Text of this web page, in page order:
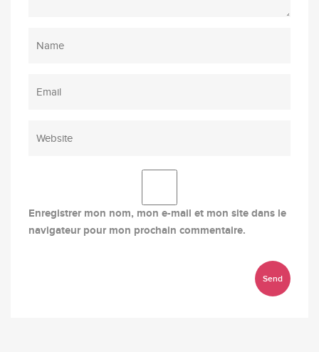
Enregistrer mon nom, mon e-mail et mon site dans le
navigateur pour mon prochain commentaire.